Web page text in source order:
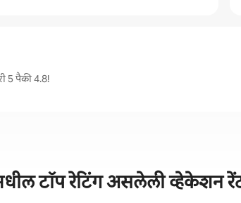
5 पैकी 4.8!
टॉप रेटिंग असलेली व्हेकेशन